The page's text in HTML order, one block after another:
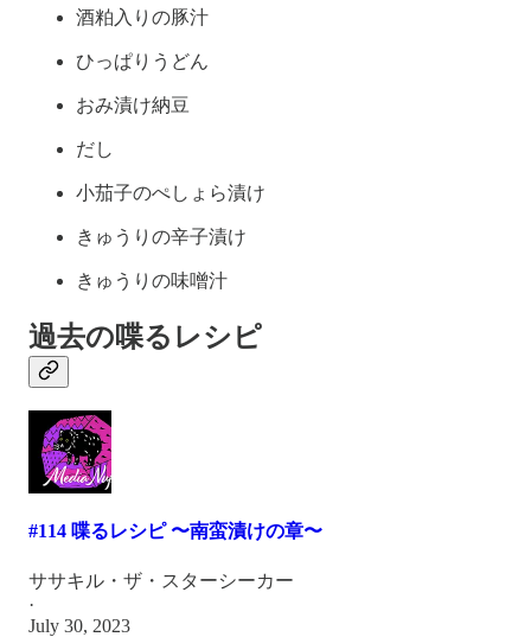
酒粕入りの豚汁
ひっぱりうどん
おみ漬け納豆
だし
小茄子のぺしょら漬け
きゅうりの辛子漬け
きゅうりの味噌汁
過去の喋るレシピ
#114 喋るレシピ 〜南蛮漬けの章〜
ササキル・ザ・スターシーカー
·
July 30, 2023